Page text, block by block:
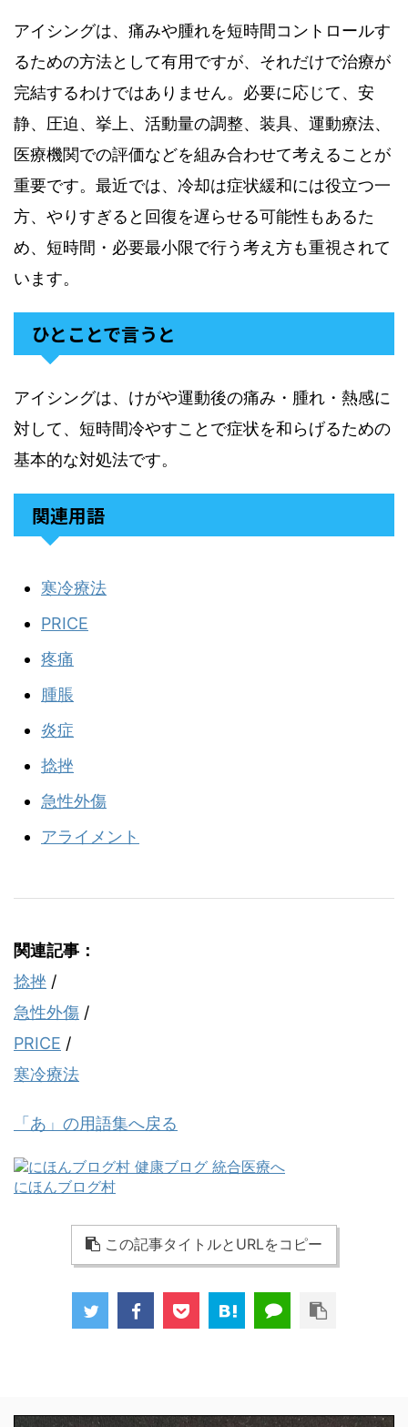
アイシングは、痛みや腫れを短時間コントロールす
るための方法として有用ですが、それだけで治療が
完結するわけではありません。必要に応じて、安
静、圧迫、挙上、活動量の調整、装具、運動療法、
医療機関での評価などを組み合わせて考えることが
重要です。最近では、冷却は症状緩和には役立つ一
方、やりすぎると回復を遅らせる可能性もあるた
め、短時間・必要最小限で行う考え方も重視されて
います。
ひとことで言うと
アイシングは、けがや運動後の痛み・腫れ・熱感に
対して、短時間冷やすことで症状を和らげるための
基本的な対処法です。
関連用語
寒冷療法
PRICE
疼痛
腫脹
炎症
捻挫
急性外傷
アライメント
関連記事：
捻挫 /
急性外傷 /
PRICE /
寒冷療法
「あ」の用語集へ戻る
にほんブログ村
この記事タイトルとURLをコピー